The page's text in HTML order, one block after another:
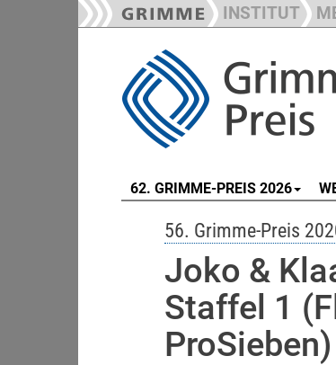
INSTITUT
62. GRIMME-PREIS 2026
56. Grimme-Preis
Joko &
Staffel 1
ProSieben)